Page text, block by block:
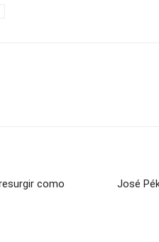
como
José